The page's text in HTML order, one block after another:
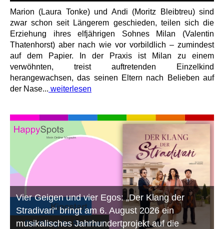
Marion (Laura Tonke) und Andi (Moritz Bleibtreu) sind
zwar schon seit Längerem geschieden, teilen sich die
Erziehung ihres elfjährigen Sohnes Milan (Valentin
Thatenhorst) aber nach wie vor vorbildlich – zumindest
auf dem Papier. In der Praxis ist Milan zu einem
verwöhnten, treist auftretenden Einzelkind
herangewachsen, das seinen Eltern nach Belieben auf
der Nase... weiterlesen
Vier Geigen und vier Egos: „Der Klang der
Stradivari“ bringt am 6. August 2026 ein
musikalisches Jahrhundertprojekt auf die